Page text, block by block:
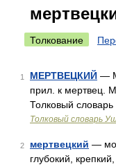
Толкование
1 МЕРТВЕЦКИЙ —
прил. к мертвец.
Толковый
Толковый словарь
2 мертвецкий —
глубокий,